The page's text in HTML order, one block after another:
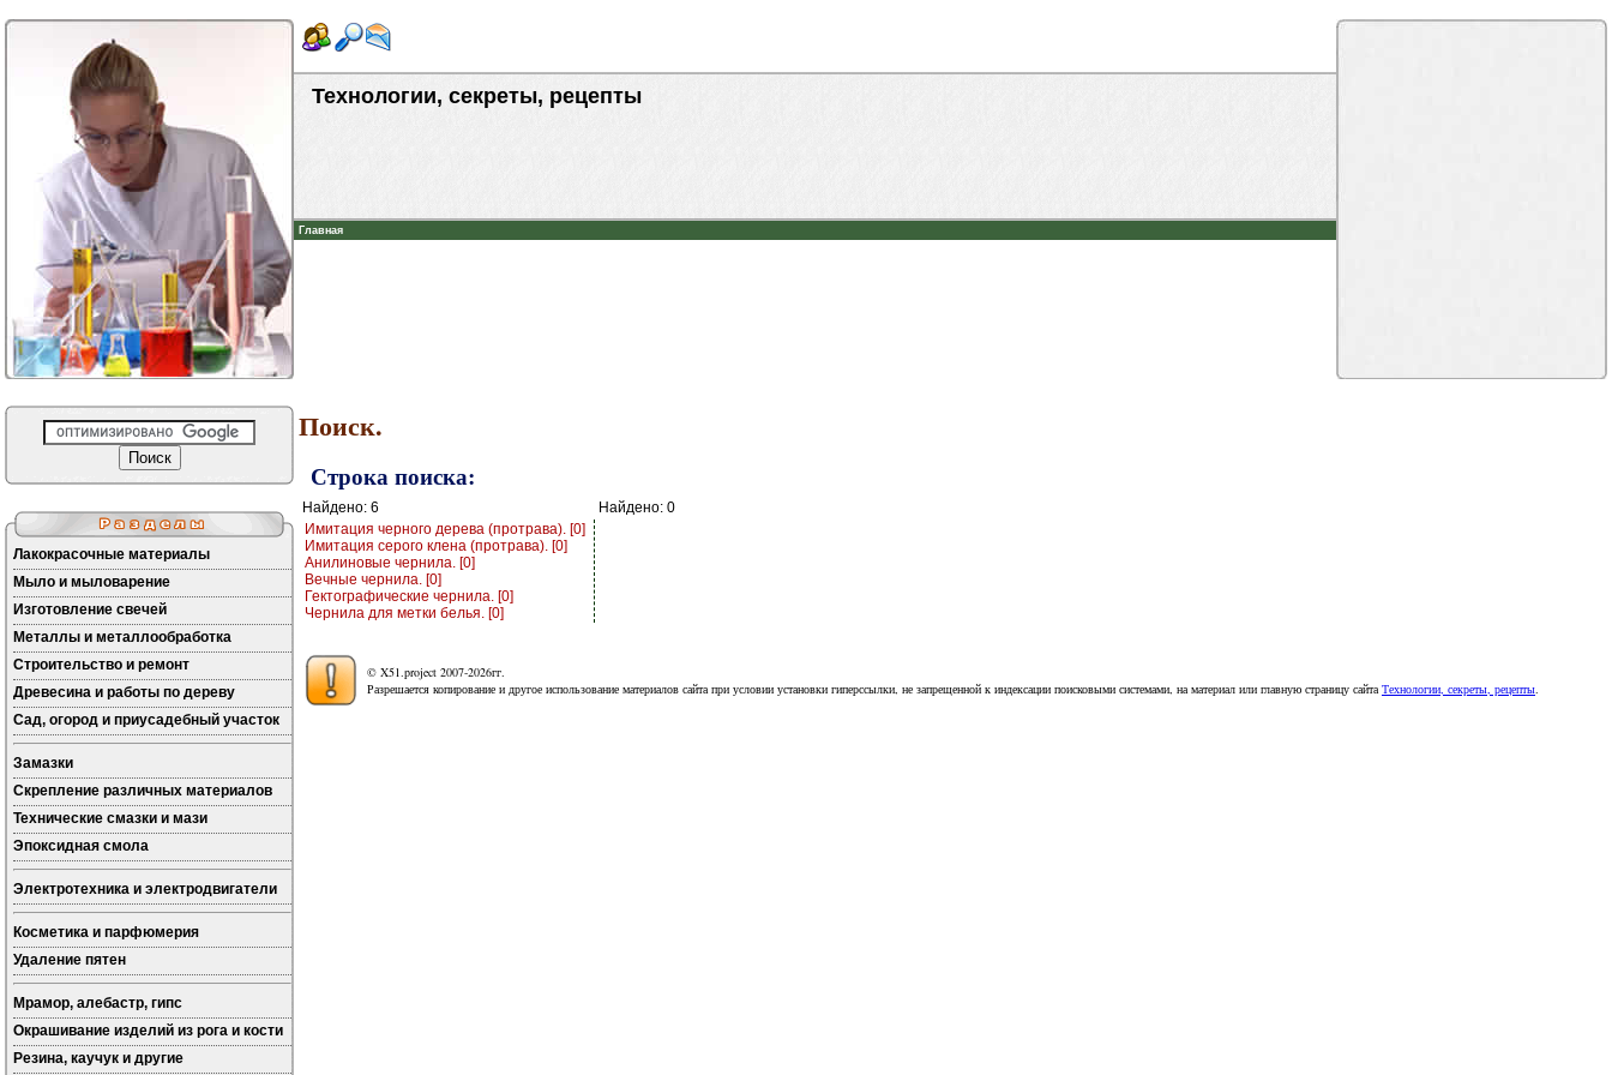
Технологии, секреты, рецепты
Главная
Лакокрасочные материалы
Мыло и мыловарение
Изготовление свечей
Металлы и металлообработка
Строительство и ремонт
Древесина и работы по дереву
Сад, огород и приусадебный участок
Замазки
Скрепление различных материалов
Технические смазки и мази
Эпоксидная смола
Электротехника и электродвигатели
Косметика и парфюмерия
Удаление пятен
Мрамор, алебастр, гипс
Окрашивание изделий из рога и кости
Резина, каучук и другие
Поиск.
Строка поиска:
Найдено: 6
Найдено: 0
Имитация черного дерева (протрава). [0]
Имитация серого клена (протрава). [0]
Анилиновые чернила. [0]
Вечные чернила. [0]
Гектографические чернила. [0]
Чернила для метки белья. [0]
© X51.project 2007-2026гг.
Разрешается копирование и другое использование материалов сайта при условии установки гиперссылки, не запрещенной к индексации поисковыми системами, на материал или главную страницу сайтаТехнологии, секреты, рецепты.